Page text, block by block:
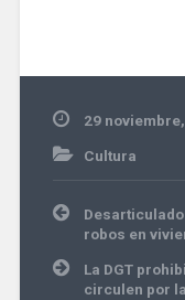
29
Cultura
Navegación
de
entradas
robos en
La DGT
circulen por